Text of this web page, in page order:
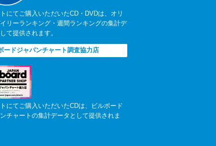
にてご購入いただいたCD・DVDは、オリ
リーランキング・週間ランキングの集計デ
て提供されます。
ードジャパンチャート調査協力店
にてご購入いただいたCDは、ビルボード
チャートの集計データとして提供されま